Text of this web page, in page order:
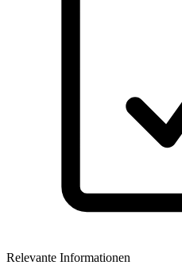
Relevante Informationen